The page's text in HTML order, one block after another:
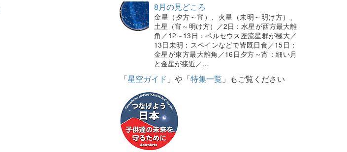
8月の見どころ
金星（夕方～宵）、火星（未明～明け方）、
土星（宵～明け方）／2日：水星が西方最大離
角／12～13日：ペルセウス座流星群が極大／
13日未明：スペインなどで皆既日食／15日：
金星が東方最大離角／16日夕方～宵：細い月
と金星が接近／…
「星空ガイド 」や「特集一覧 」もご覧ください